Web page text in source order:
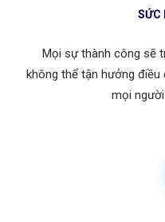
SỨC
Mọi sự thành công sẽ
không thể tận hưởng
mọi